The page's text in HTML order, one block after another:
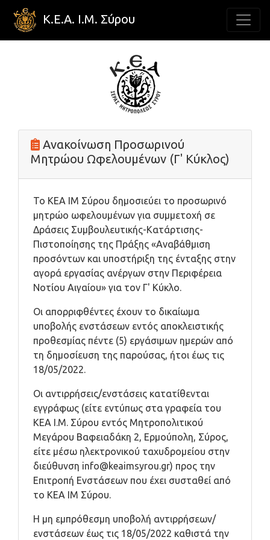
Κ.Ε.Α. Ι.Μ. Σύρου
Ανακοίνωση Προσωρινού
Μητρώου Ωφελουμένων (Γ' Κύκλος)
Το ΚΕΑ ΙΜ Σύρου δημοσιεύει το προσωρινό
μητρώο ωφελουμένων για συμμετοχή σε
Δράσεις Συμβουλευτικής-Κατάρτισης-
Πιστοποίησης της Πράξης «Αναβάθμιση
προσόντων και υποστήριξη της ένταξης στην
αγορά εργασίας ανέργων στην Περιφέρεια
Νοτίου Αιγαίου» για τον Γ' Κύκλο.
Οι απορριφθέντες έχουν το δικαίωμα
υποβολής ενστάσεων εντός αποκλειστικής
προθεσμίας πέντε (5) εργάσιμων ημερών από
τη δημοσίευση της παρούσας, ήτοι έως τις
18/05/2022.
Οι αντιρρήσεις/ενστάσεις κατατίθενται
εγγράφως (είτε εντύπως στα γραφεία του
ΚΕΑ Ι.Μ. Σύρου εντός Μητροπολιτικού
Μεγάρου Βαφειαδάκη 2, Ερμούπολη, Σύρος,
είτε μέσω ηλεκτρονικού ταχυδρομείου στην
διεύθυνση info@keaimsyrou.gr) προς την
Επιτροπή Ενστάσεων που έχει συσταθεί από
το ΚΕΑ ΙΜ Σύρου.
Η μη εμπρόθεσμη υποβολή αντιρρήσεων/
ενστάσεων έως τις 18/05/2022 καθιστά την